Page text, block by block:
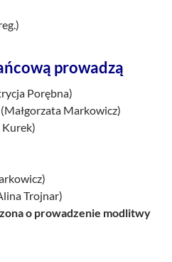
prowadzą
Porębna)
Markowicz)
Kurek)
Trojnar)
o prowadzenie modlitwy